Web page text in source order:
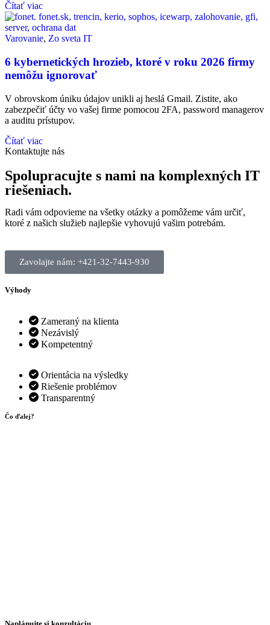
Čítať viac
Varovanie, Zo sveta IT
6 kybernetických hrozieb, ktoré v roku 2026 firmy
nemôžu ignorovať
V obrovskom úniku údajov unikli aj heslá Gmail. Zistite, ako
zabezpečiť účty vo vašej firme pomocou 2FA, password managerov
a auditu prístupov.
Čítať viac
Kontaktujte nás
Spolupracujte s nami na komplexných IT
riešeniach.
Radi vám odpovieme na všetky otázky a pomôžeme vám určiť,
ktoré z našich služieb najlepšie vyhovujú vašim potrebám.
Zavolajte nám: +421-32-7443-930
Výhody
Zameraný na klienta
Nezávislý
Kompetentný
Orientácia na výsledky
Riešenie problémov
Transparentný
Čo ďalej?